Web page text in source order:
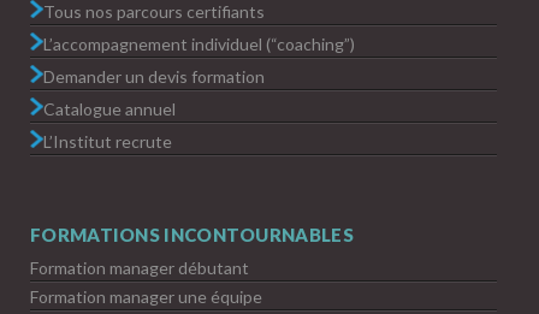
Tous nos parcours certifiants
L’accompagnement individuel (“coaching”)
Demander un devis formation
Catalogue annuel
L’Institut recrute
FORMATIONS INCONTOURNABLES
Formation manager débutant
Formation manager une équipe